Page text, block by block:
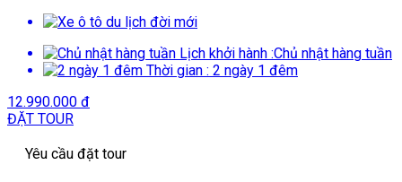
Lịch khởi hành :Chủ nhật hàng tuần
Thời gian : 2 ngày 1 đêm
12.990.000 đ
ĐẶT TOUR
Yêu cầu đặt tour